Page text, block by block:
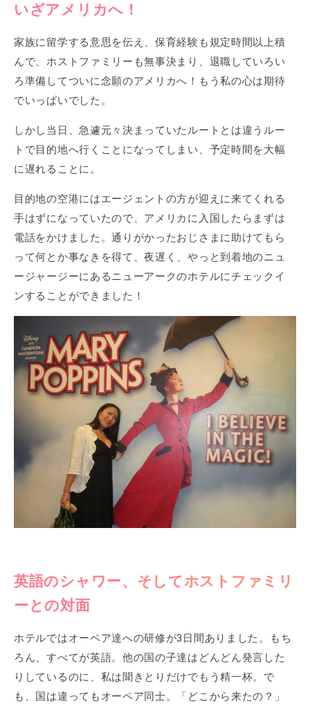
いざアメリカへ！
家族に留学する意思を伝え、保育経験も規定時間以上積
んで、ホストファミリーも無事決まり、退職していろい
ろ準備してついに念願のアメリカへ！もう私の心は期待
でいっぱいでした。
しかし当日、急遽元々決まっていたルートとは違うルー
トで目的地へ行くことになってしまい、予定時間を大幅
に遅れることに。
目的地の空港にはエージェントの方が迎えに来てくれる
手はずになっていたので、アメリカに入国したらまずは
電話をかけました。通りがかったおじさまに助けてもら
って何とか事なきを得て、夜遅く、やっと到着地のニュ
ージャージーにあるニューアークのホテルにチェックイ
ンすることができました！
英語のシャワー、そしてホストファミリ
ーとの対面
ホテルではオーペア達への研修が3日間ありました。もち
ろん、すべてが英語。他の国の子達はどんどん発言した
りしているのに、私は聞きとりだけでもう精一杯。で
も、国は違ってもオーペア同士。「どこから来たの？」